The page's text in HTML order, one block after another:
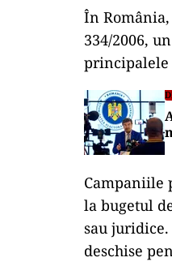
În
334/2006,
principalele
Campaniile
la bugetul
sau
deschise